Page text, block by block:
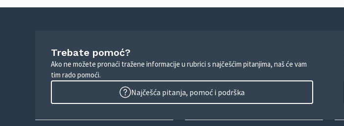
Trebate pomoć?
Ako ne možete pronaći tražene informacije u rubrici s najčešćim pitanjima, naš će vam
tim rado pomoći.
Najčešća pitanja, pomoć i podrška